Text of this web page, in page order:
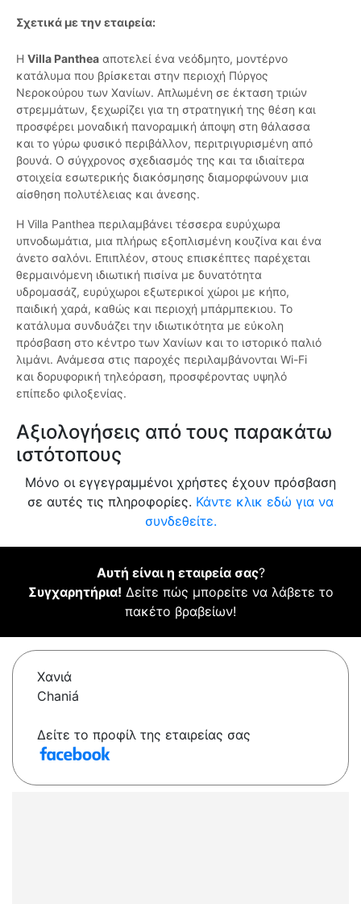
Σχετικά με την εταιρεία:
Η Villa Panthea αποτελεί ένα νεόδμητο, μοντέρνο
κατάλυμα που βρίσκεται στην περιοχή Πύργος
Νεροκούρου των Χανίων. Απλωμένη σε έκταση τριών
στρεμμάτων, ξεχωρίζει για τη στρατηγική της θέση και
προσφέρει μοναδική πανοραμική άποψη στη θάλασσα
και το γύρω φυσικό περιβάλλον, περιτριγυρισμένη από
βουνά. Ο σύγχρονος σχεδιασμός της και τα ιδιαίτερα
στοιχεία εσωτερικής διακόσμησης διαμορφώνουν μια
αίσθηση πολυτέλειας και άνεσης.
Η Villa Panthea περιλαμβάνει τέσσερα ευρύχωρα
υπνοδωμάτια, μια πλήρως εξοπλισμένη κουζίνα και ένα
άνετο σαλόνι. Επιπλέον, στους επισκέπτες παρέχεται
θερμαινόμενη ιδιωτική πισίνα με δυνατότητα
υδρομασάζ, ευρύχωροι εξωτερικοί χώροι με κήπο,
παιδική χαρά, καθώς και περιοχή μπάρμπεκιου. Το
κατάλυμα συνδυάζει την ιδιωτικότητα με εύκολη
πρόσβαση στο κέντρο των Χανίων και το ιστορικό παλιό
λιμάνι. Ανάμεσα στις παροχές περιλαμβάνονται Wi-Fi
και δορυφορική τηλεόραση, προσφέροντας υψηλό
επίπεδο φιλοξενίας.
Αξιολογήσεις από τους παρακάτω
ιστότοπους
Μόνο οι εγγεγραμμένοι χρήστες έχουν πρόσβαση
σε αυτές τις πληροφορίες. Κάντε κλικ εδώ για να
συνδεθείτε.
Αυτή είναι η εταιρεία σας?
Συγχαρητήρια! Δείτε πώς μπορείτε να λάβετε το
πακέτο βραβείων!
Χανιά
Chaniá
Δείτε το προφίλ της εταιρείας σας